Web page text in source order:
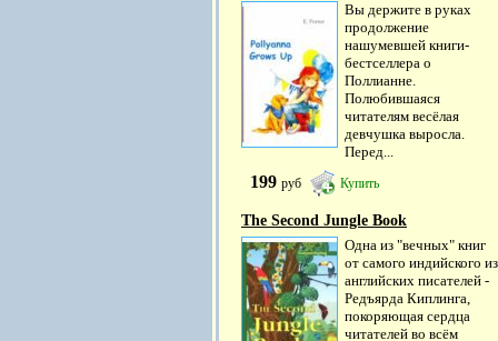
Вы держите в руках
продолжение
нашумевшей книги-
бестселлера о
Поллианне.
Полюбившаяся
читателям весёлая
девчушка выросла.
Перед...
199 руб Купить
The Second Jungle Book
Одна из "вечных" книг
от самого индийского из
английских писателей -
Редъярда Киплинга,
покоряющая сердца
читателей во всём